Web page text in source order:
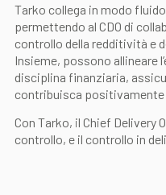
Tarko collega in modo
permettendo al CDO di
controllo della redditività e
Insieme, possono allineare
disciplina finanziaria,
contribuisca positivamente
Con Tarko, il Chief Delivery
controllo, e il controllo in